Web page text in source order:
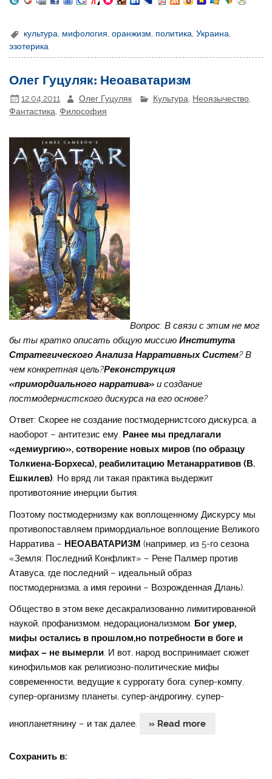
культура мифология ,оранжизм политика ,Украина
эзотерика
Олег Гуцуляк: Неоаватаризм
12.04.2011 Олег Гуцуляк Культура Неоязычество,
Фантастика ,Философия
Вопрос: В связи с этим не мог
бы ты кратко описать общую миссиюИнститута
Стратегического Анализа Нарративных Систем? В
чем конкретная цель?Реконструкция
«примордиального нарратива» и создание
постмодернистского дискурса на его основе?
Ответ: Скорее не создание постмодернистсого дискурса, а
наоборот – антитезис ему. Ранее мы предлагали
«демиургию», сотворение новых миров (по образцу
Толкиена-Борхеса), реабилитацию Метанарративов (В.
Ешкилев). Но вряд ли такая практика выдержит
противотояние инерции бытия.
Поэтому постмодернизму как воплощенному Дискурсу мы
противопоставляем примордиальное воплощение Великого
Нарратива – НЕОАВАТАРИЗМ (например, из 5-го сезона
«Земля: Последний Конфликт» – Рене Палмер против
Атавуса, где последний – идеальный образ
постмодернизма, а имя героини – Возрожденная Длань).
Общество в этом веке десакрализованно лимитированной
наукой, профанизмом, недорационализмом. Бог умер,
мифы остались в прошлом,но потребности в боге и
мифах – не вымерли. И вот, народ воспринимает сюжет
кинофильмов как религиозно-политические мифы
современности, ведущие к суррогату бога: супер-компу,
супер-организму планеты, супер-андрогину, супер-
инопланетянину – и так далее. » Read more
Сохранить в: